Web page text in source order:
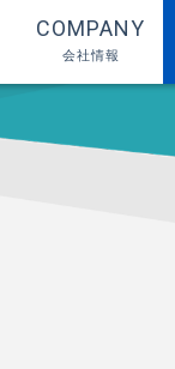
COMPANY
会社情報